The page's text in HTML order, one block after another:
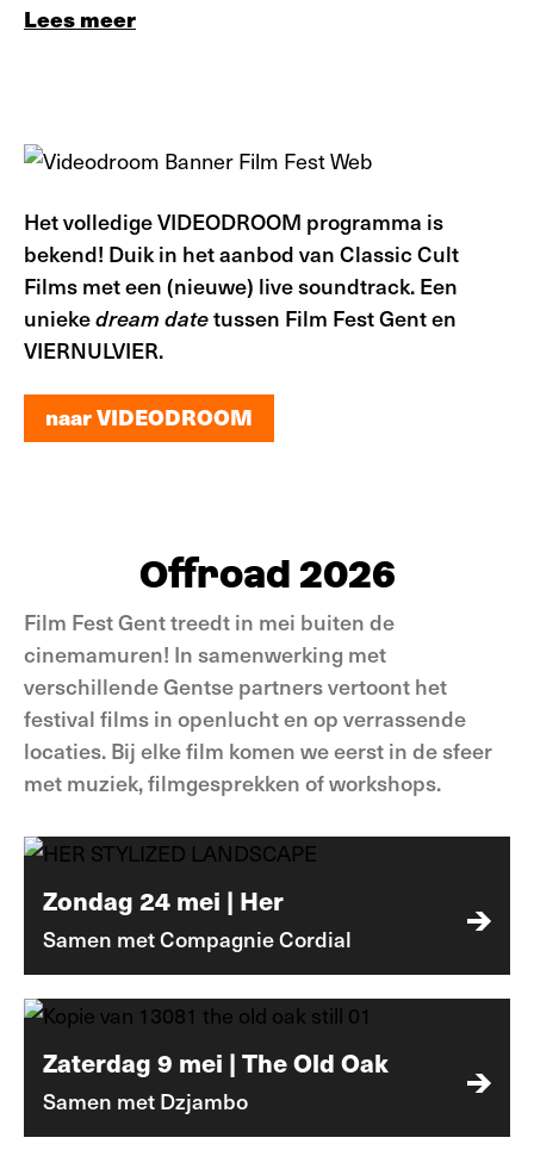
Lees meer
Het volledige VIDEODROOM programma is
bekend! Duik in het aanbod van Classic Cult
Films met een (nieuwe) live soundtrack. Een
uniekedream datetussen Film Fest Gent en
VIERNULVIER.
naar VIDEODROOM
Offroad 2026
Film Fest Gent treedt in mei buiten de
cinemamuren! In samenwerking met
verschillende Gentse partners vertoont het
festival films in openlucht en op verrassende
locaties. Bij elke film komen we eerst in de sfeer
met muziek, filmgesprekken of workshops.
Zondag 24 mei | Her
Samen met Compagnie Cordial
Zaterdag 9 mei | The Old Oak
Samen met Dzjambo